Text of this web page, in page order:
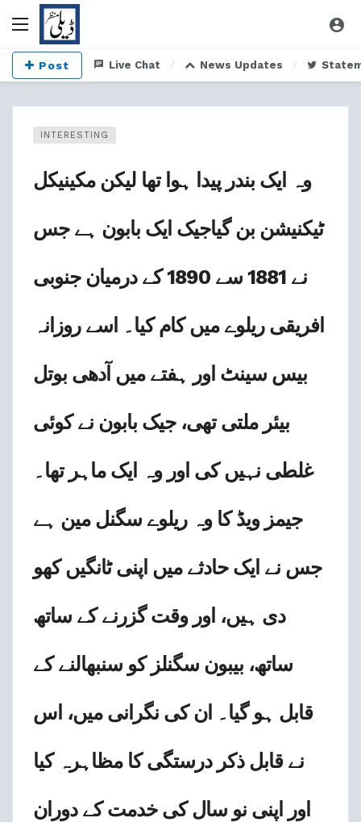
Post Live Chat News Updates
INTERESTING
وہ ایک بندر پیدا ہوا تھا لیکن مکینیکل
ٹیکنیشن بن گیاجیک ایک بابون ہے جس
نے 1881 سے 1890 کے درمیان جنوبی
افریقی ریلوے میں کام کیا۔ اسے روزانہ
بیس سینٹ اور ہفتے میں آدھی بوتل
بیئر ملتی تھی، جیک بابون نے کوئی
غلطی نہیں کی اور وہ ایک ماہر تھا۔
جیمز ویڈ کا وہ ریلوے سگنل مین ہے
جس نے ایک حادثے میں اپنی ٹانگیں کھو
دی ہیں، اور وقت گزرنے کے ساتھ
ساتھ، بیبون سگنلز کو سنبھالنے کے
قابل ہو گیا۔ ان کی نگرانی میں، اس
نے قابل ذکر درستگی کا مظاہرہ کیا
اور اپنی نو سال کی خدمت کے دوران